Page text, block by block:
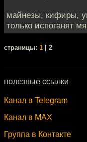
майнезы, кифиры,
только испоганят
cтраницы: 1 | 2
полезные ссылки
Канал в Telegram
Канал в MAX
Группа в Контакте